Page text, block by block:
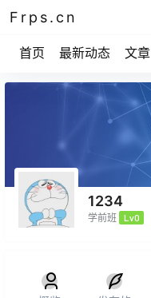
Frps.cn
首页 最新动态 文章
1234
学前班 Lv0